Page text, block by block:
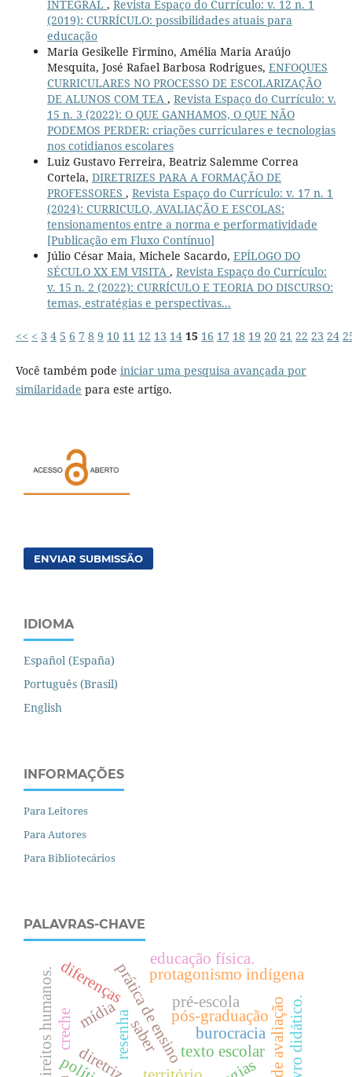
INTEGRAL , Revista Espaço do Currículo: v. 12 n. 1
(2019): CURRÍCULO: possibilidades atuais para
educação
Maria Gesikelle Firmino, Amélia Maria Araújo
Mesquita, José Rafael Barbosa Rodrigues, ENFOQUES
CURRICULARES NO PROCESSO DE ESCOLARIZAÇÃO
DE ALUNOS COM TEA , Revista Espaço do Currículo: v.
15 n. 3 (2022): O QUE GANHAMOS, O QUE NÃO
PODEMOS PERDER: criações curriculares e tecnologias
nos cotidianos escolares
Luiz Gustavo Ferreira, Beatriz Salemme Correa
Cortela, DIRETRIZES PARA A FORMAÇÃO DE
PROFESSORES , Revista Espaço do Currículo: v. 17 n. 1
(2024): CURRICULO, AVALIAÇÃO E ESCOLAS:
tensionamentos entre a norma e performatividade
[Publicação em Fluxo Contínuo]
Júlio César Maia, Michele Sacardo, EPÍLOGO DO
SÉCULO XX EM VISITA , Revista Espaço do Currículo:
v. 15 n. 2 (2022): CURRÍCULO E TEORIA DO DISCURSO:
temas, estratégias e perspectivas...
<< < 3 4 5 6 7 8 9 10 11 12 13 14 15 16 17 18 19 20 21 22 23 24
Você também pode iniciar uma pesquisa avançada por
similaridade para este artigo.
ENVIAR SUBMISSÃO
IDIOMA
Español (España)
Português (Brasil)
English
INFORMAÇÕES
Para Leitores
Para Autores
Para Bibliotecários
PALAVRAS-CHAVE
resenha
prática de ensinotexto escolar
pós-graduação
protagonismo indígena
saber
mídia livro didático.
d
i
r
e
i
t
o
s
h
u
m
a
n
o
s
.
educação física.
pré-escola
creche
diferenças
burocracia